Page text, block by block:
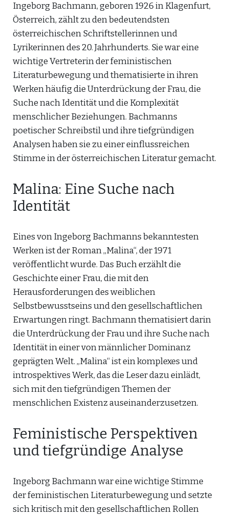
Ingeborg Bachmann, geboren 1926 in Klagenfurt,
Österreich, zählt zu den bedeutendsten
österreichischen Schriftstellerinnen und
Lyrikerinnen des 20. Jahrhunderts. Sie war eine
wichtige Vertreterin der feministischen
Literaturbewegung und thematisierte in ihren
Werken häufig die Unterdrückung der Frau, die
Suche nach Identität und die Komplexität
menschlicher Beziehungen. Bachmanns
poetischer Schreibstil und ihre tiefgründigen
Analysen haben sie zu einer einflussreichen
Stimme in der österreichischen Literatur gemacht.
Malina: Eine Suche nach
Identität
Eines von Ingeborg Bachmanns bekanntesten
Werken ist der Roman „Malina“, der 1971
veröffentlicht wurde. Das Buch erzählt die
Geschichte einer Frau, die mit den
Herausforderungen des weiblichen
Selbstbewusstseins und den gesellschaftlichen
Erwartungen ringt. Bachmann thematisiert darin
die Unterdrückung der Frau und ihre Suche nach
Identität in einer von männlicher Dominanz
geprägten Welt. „Malina“ ist ein komplexes und
introspektives Werk, das die Leser dazu einlädt,
sich mit den tiefgründigen Themen der
menschlichen Existenz auseinanderzusetzen.
Feministische Perspektiven
und tiefgründige Analyse
Ingeborg Bachmann war eine wichtige Stimme
der feministischen Literaturbewegung und setzte
sich kritisch mit den gesellschaftlichen Rollen